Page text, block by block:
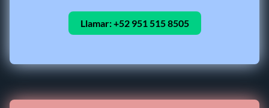
Llamar:+52 951 515 8505